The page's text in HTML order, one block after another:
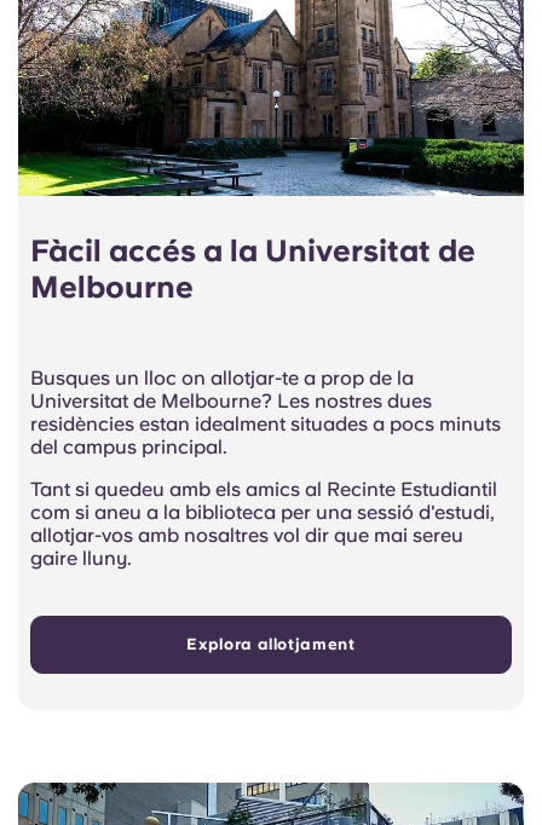
Fàcil accés a la Universitat de
Melbourne
Busques un lloc on allotjar-te a prop de la
Universitat de Melbourne? Les nostres dues
residències estan idealment situades a pocs minuts
del campus principal.
Tant si quedeu amb els amics al Recinte Estudiantil
com si aneu a la biblioteca per una sessió d'estudi,
allotjar-vos amb nosaltres vol dir que mai sereu
gaire lluny.
Explora allotjament